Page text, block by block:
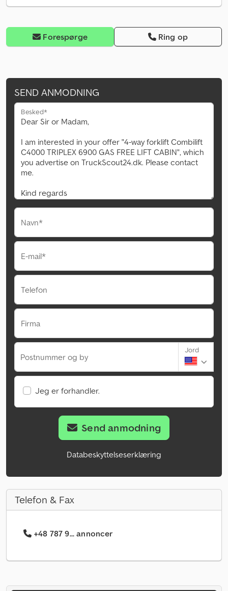
Forespørge Ring op
SEND ANMODNING
Besked*
Navn*
E-mail*
Telefon
Firma
Postnummer og by
Jord
Jeg er forhandler.
Send anmodning
Databeskyttelseserklæring
Telefon & Fax
+48 787 9... annoncer